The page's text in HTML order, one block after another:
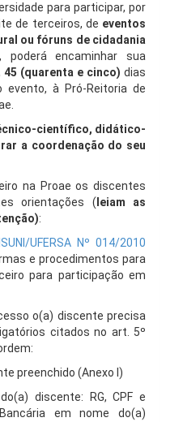
para participar, por
de terceiros, de eventos
ou fóruns de cidadania
, poderá encaminhar sua
45 (quarenta e cinco) dias
evento, à Pró-Reitoria de
científico, didático-
a coordenação do seu
na Proae os discentes
orientações ( leiam as
:
UFERSA Nº 014/2010
e procedimentos para
para participação em
o(a) discente precisa
citados no art. 5º
preenchido (Anexo I)
discente: RG, CPF e
em nome do(a)